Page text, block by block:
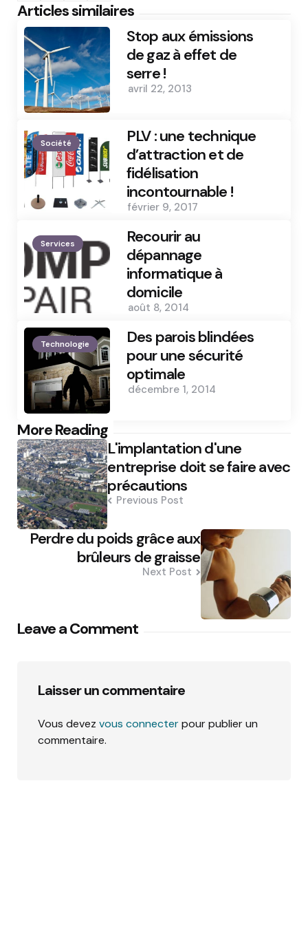
Articles similaires
Stop aux émissions
de gaz à effet de
serre !
avril 22, 2013
Société
PLV : une technique
d’attraction et de
fidélisation
incontournable !
février 9, 2017
Services
Recourir au
dépannage
informatique à
domicile
août 8, 2014
Technologie
Des parois blindées
pour une sécurité
optimale
décembre 1, 2014
More Reading
Post
navigation L'implantation d'une
entreprise doit se faire avec
précautions
Previous Post
Perdre du poids grâce aux
brûleurs de graisse
Next Post
Leave a Comment
Laisser un commentaire
Vous devez vous connecterpour publier un
commentaire.